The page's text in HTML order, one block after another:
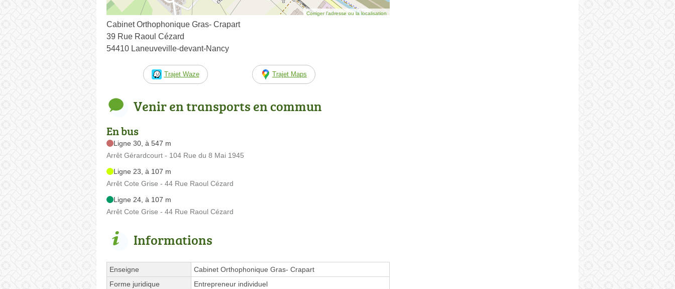
Corriger l’adresse ou la localisation
Cabinet Orthophonique Gras- Crapart
39 Rue Raoul Cézard
54410 Laneuveville-devant-Nancy
Trajet Waze Trajet Maps
Venir en transports en commun
En bus
Ligne 30, à 547 m
Arrêt Gérardcourt - 104 Rue du 8 Mai 1945
Ligne 23, à 107 m
Arrêt Cote Grise - 44 Rue Raoul Cézard
Ligne 24, à 107 m
Arrêt Cote Grise - 44 Rue Raoul Cézard
Informations
Enseigne
Cabinet Orthophonique Gras- Crapart
Forme juridique
Entrepreneur individuel